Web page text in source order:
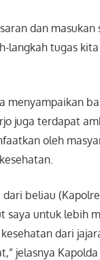
dan masukan
langkah tugas
menyampaikan
juga terdapat
oleh
beliau
saya untuk lebih
dari
jelasnya Kapolda